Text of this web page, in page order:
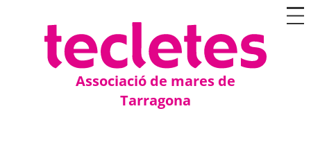
Associació de mares de
Tarragona